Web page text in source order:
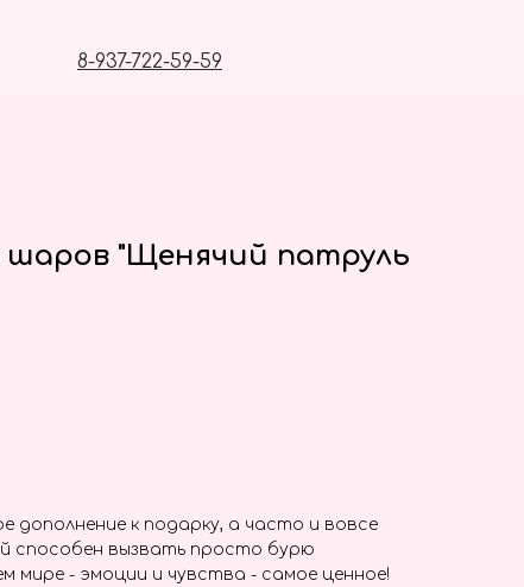
8-937-722-59-59
шаров "Щенячий патруль
дополнение к подарку, а часто и вовсе
способен вызвать просто бурю
мире - эмоции и чувства - самое ценное!